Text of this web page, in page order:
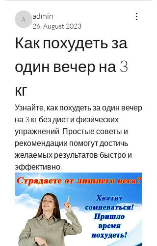
admin
admin
26. August 2023
Как похудеть за
один вечер на 3
кг
Узнайте, как похудеть за один вечер
на 3 кг без диет и физических
упражнений. Простые советы и
рекомендации помогут достичь
желаемых результатов быстро и
эффективно.